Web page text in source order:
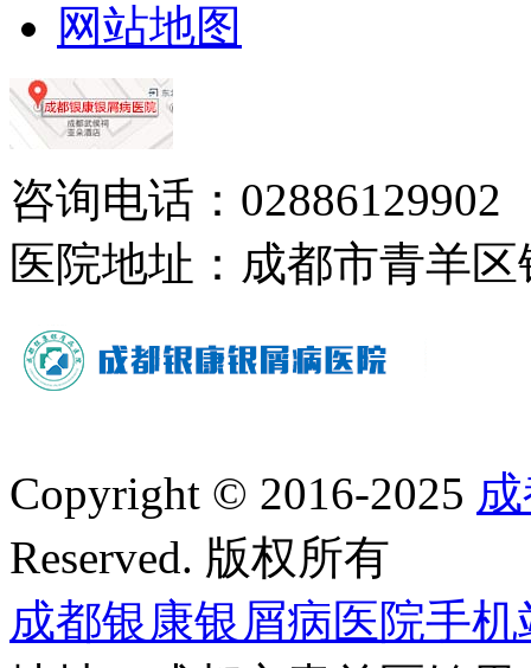
网站地图
咨询电话：02886129902
医院地址：成都市青羊
Copyright © 2016-2025
Reserved. 版权所有
成都银康银屑病医院手机